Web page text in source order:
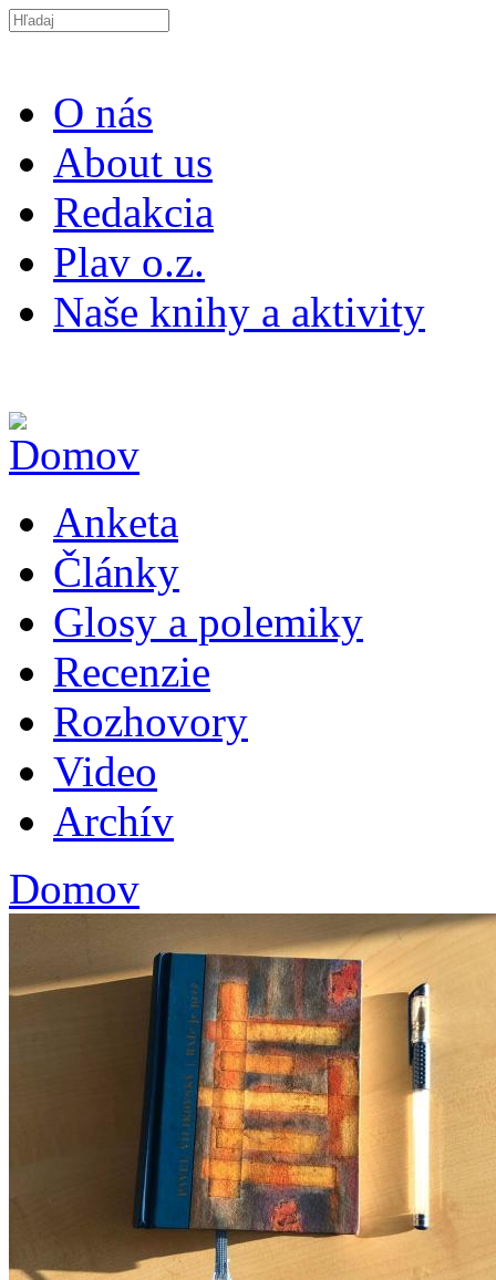
Skočiť na hlavný obsah
Search this site
O nás
About us
Redakcia
Plav o.z.
Naše knihy a aktivity
PlavAnketa
Články
Glosy a polemiky
Recenzie
Rozhovory
Video
Archív
Nachádzate sa tu
Domov